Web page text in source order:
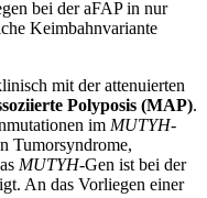
bei der aFAP in nur
Keimbahnvariante
mit der attenuierten
Polyposis (MAP).
im MUTYH-
Tumorsyndrome,
MUTYH-Gen ist bei der
An das Vorliegen einer